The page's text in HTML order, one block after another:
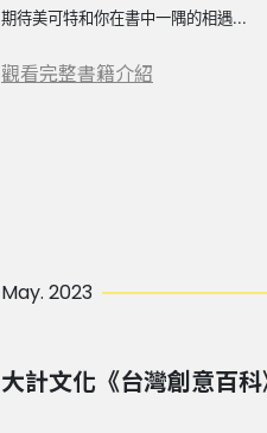
期待美可特和你在書中一隅的相遇...
觀看完整書籍介紹
May. 2023
大計文化《台灣創意百